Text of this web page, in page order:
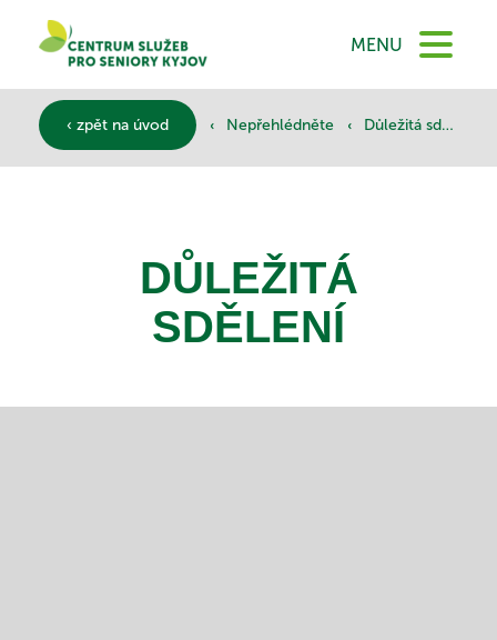
MENU
DOKUMENTY
‹ zpět na úvod ‹ Nepřehlédněte ‹ Důležitá sdělení
DŮLEŽITÁ
SDĚLENÍ